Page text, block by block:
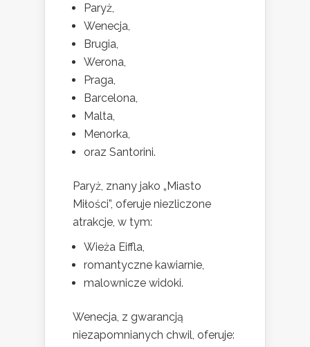
Paryż,
Wenecja,
Brugia,
Werona,
Praga,
Barcelona,
Malta,
Menorka,
oraz Santorini.
Paryż, znany jako „Miasto
Miłości”, oferuje niezliczone
atrakcje, w tym:
Wieża Eiffla,
romantyczne kawiarnie,
malownicze widoki.
Wenecja, z gwarancją
niezapomnianych chwil, oferuje: